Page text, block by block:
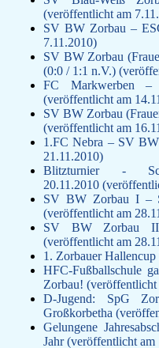
(veröffentlicht am
SV BW Zorbau –
7.11.2010)
SV BW Zorbau
(0:0 / 1:1 n.V.)
FC Markwerben
(veröffentlicht am
SV BW Zorbau
(veröffentlicht am
1.FC Nebra – SV
21.11.2010)
Blitzturnier -
20.11.2010
SV BW Zorbau I –
(veröffentlicht am
SV BW Zorbau
(veröffentlicht am
1. Zorbauer
HFC-Fußballschule
Zorbau!
D-Jugend: SpG
Großkorbetha
Gelungene
Jahr (veröffentlicht am